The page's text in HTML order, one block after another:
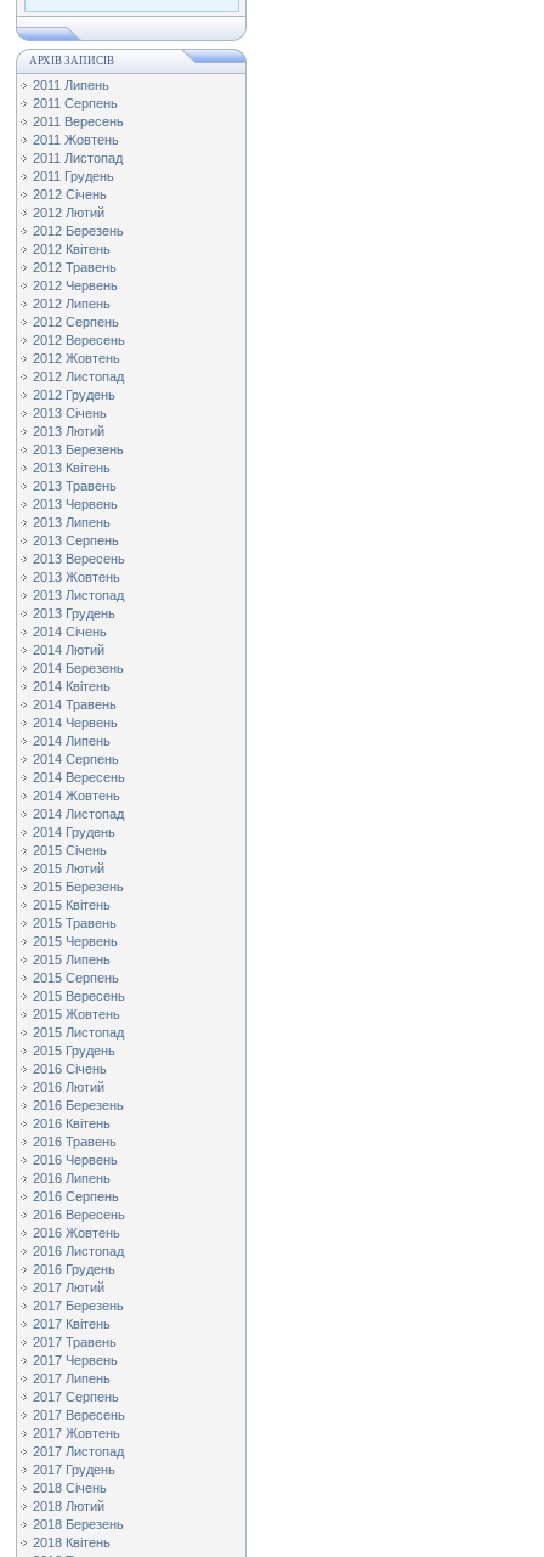
АРХІВ ЗАПИСІВ
2011 Липень
2011 Серпень
2011 Вересень
2011 Жовтень
2011 Листопад
2011 Грудень
2012 Січень
2012 Лютий
2012 Березень
2012 Квітень
2012 Травень
2012 Червень
2012 Липень
2012 Серпень
2012 Вересень
2012 Жовтень
2012 Листопад
2012 Грудень
2013 Січень
2013 Лютий
2013 Березень
2013 Квітень
2013 Травень
2013 Червень
2013 Липень
2013 Серпень
2013 Вересень
2013 Жовтень
2013 Листопад
2013 Грудень
2014 Січень
2014 Лютий
2014 Березень
2014 Квітень
2014 Травень
2014 Червень
2014 Липень
2014 Серпень
2014 Вересень
2014 Жовтень
2014 Листопад
2014 Грудень
2015 Січень
2015 Лютий
2015 Березень
2015 Квітень
2015 Травень
2015 Червень
2015 Липень
2015 Серпень
2015 Вересень
2015 Жовтень
2015 Листопад
2015 Грудень
2016 Січень
2016 Лютий
2016 Березень
2016 Квітень
2016 Травень
2016 Червень
2016 Липень
2016 Серпень
2016 Вересень
2016 Жовтень
2016 Листопад
2016 Грудень
2017 Лютий
2017 Березень
2017 Квітень
2017 Травень
2017 Червень
2017 Липень
2017 Серпень
2017 Вересень
2017 Жовтень
2017 Листопад
2017 Грудень
2018 Січень
2018 Лютий
2018 Березень
2018 Квітень